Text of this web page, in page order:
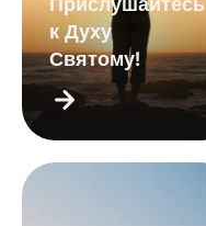
к Духу
Святому!